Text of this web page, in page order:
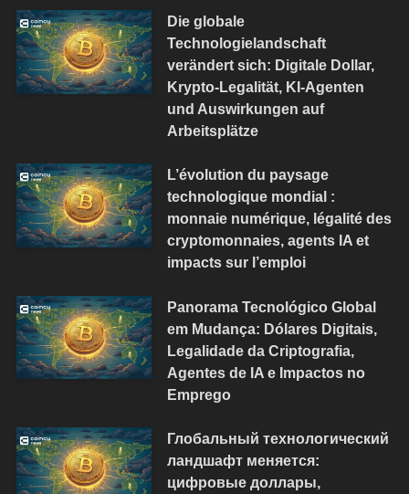
Die globale
Technologielandschaft
verändert sich: Digitale Dollar,
Krypto-Legalität, KI-Agenten
und Auswirkungen auf
Arbeitsplätze
L’évolution du paysage
technologique mondial :
monnaie numérique, légalité des
cryptomonnaies, agents IA et
impacts sur l’emploi
Panorama Tecnológico Global
em Mudança: Dólares Digitais,
Legalidade da Criptografia,
Agentes de IA e Impactos no
Emprego
Глобальный технологический
ландшафт меняется:
цифровые доллары,